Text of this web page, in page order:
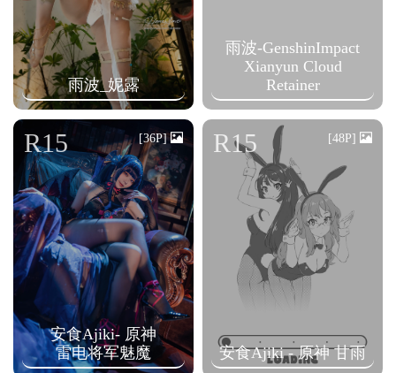
雨波_妮露
雨波-GenshinImpact
Xianyun Cloud
Retainer
安食Ajiki- 原神
雷电将军魅魔
R15 [36P]
安食Ajiki - 原神 甘雨
R15 [48P]